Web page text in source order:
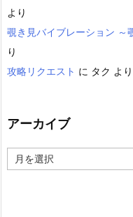
より
覗き見バイブレーション ～
り
攻略リクエスト に タク より
アーカイブ
ー